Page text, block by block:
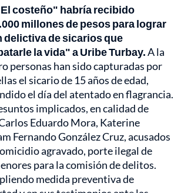
costeño" habría recibido
millones de pesos para lograr
delictiva de sicarios que
la vida" a Uribe Turbay.A la
personas han sido capturadas por
el sicario de 15 años de edad,
el día del atentado en flagrancia.
implicados, en calidad de
Eduardo Mora, Katerine
Fernando González Cruz, acusados
agravado, porte ilegal de
para la comisión de delitos.
medida preventiva de